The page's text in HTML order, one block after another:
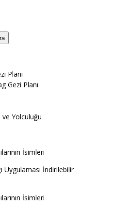
Planı
Gezi Planı
ve Yolculuğu
İsimleri
Uygulaması İndirilebilir
İsimleri